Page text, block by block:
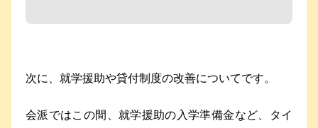
次に、就学援助や貸付制度の改善についてです。
会派ではこの間、就学援助の入学準備金など、タイ